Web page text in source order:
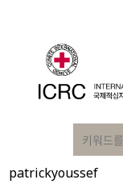
patrickyoussef